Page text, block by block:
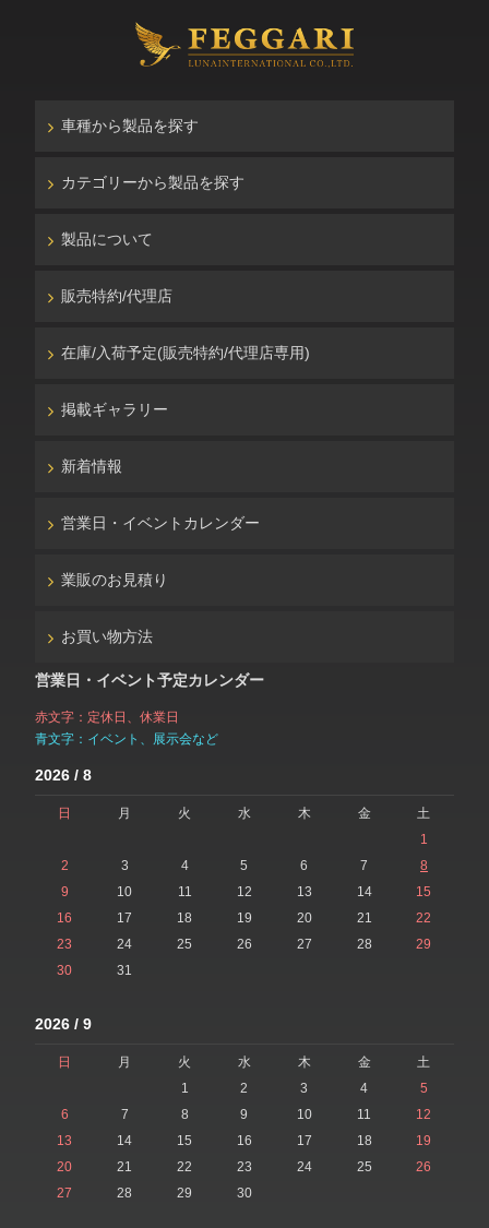
車種から製品を探す
カテゴリーから製品を探す
製品について
販売特約/代理店
在庫/入荷予定(販売特約/代理店専用)
掲載ギャラリー
新着情報
営業日・イベントカレンダー
業販のお見積り
お買い物方法
営業日・イベント予定カレンダー
赤文字：定休日、休業日
青文字：イベント、展示会など
2026 / 8
日 月 火 水 木 金
土
1
2
3 4 5 6 7
8
9
10 11 12 13 14
15
16
17 18 19 20 21
22
23
24 25 26 27 28
29
30
31
2026 / 9
日 月 火 水 木 金
土
1
2 3 4
5
6
7 8 9 10 11
12
13
14 15 16 17 18
19
20
21 22 23 24 25
26
27
28 29 30